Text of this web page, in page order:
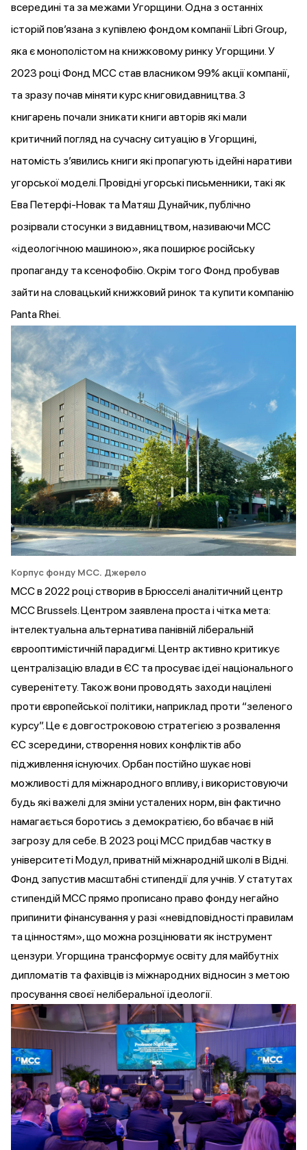
всередині та за межами Угорщини. Одна з останніх
історій пов’язана з купівлею фондом компанії Libri Group,
яка є монополістом на книжковому ринку Угорщини. У
2023 році Фонд МСС став власником 99% акції компанії,
та зразу почав міняти курс книговидавництва. З
книгарень почали зникати книги авторів які мали
критичний погляд на сучасну ситуацію в Угорщині,
натомість з’явились книги які пропагують ідейні наративи
угорської моделі. Провідні угорські письменники, такі як
Ева Петерфі-Новак та Матяш Дунайчик, публічно
розірвали стосунки з видавництвом,називаючиMCC
«ідеологічною машиною», яка поширює російську
пропаганду та ксенофобію. Окрім того Фондпробував
зайти на словацький книжковий ринок та купити компанію
Panta Rhei.
Корпус фонду МСС. Джерело
MCC в 2022 році створив в Брюсселі аналітичний центр
MCC Brussels. Центром заявлена проста і чітка мета:
інтелектуальна альтернатива панівній ліберальній
єврооптимістичній парадигмі. Центр активно критикує
централізацію влади в ЄС та просуває ідеї національного
суверенітету. Також вони проводять заходи націлені
проти європейської політики, наприкладпроти “зеленого
курсу”. Це є довгостроковою стратегією з розвалення
ЄС зсередини, створення нових конфліктів або
підживлення існуючих. Орбан постійно шукає нові
можливості для міжнародного впливу, і використовуючи
будь які важелі для зміни усталених норм, він фактично
намагається боротись з демократією, бо вбачає в ній
загрозу для себе. В 2023 році МССпридбав частку в
університеті Модул, приватній міжнародній школі в Відні.
Фонд запустив масштабні стипендії для учнів. У статутах
стипендій MCC прямо прописано право фонду негайно
припинити фінансування у разі «невідповідності правилам
та цінностям», що можна розцінювати як інструмент
цензури. Угорщина трансформує освіту для майбутніх
дипломатів та фахівців із міжнародних відносин з метою
просування своєї неліберальної ідеології.